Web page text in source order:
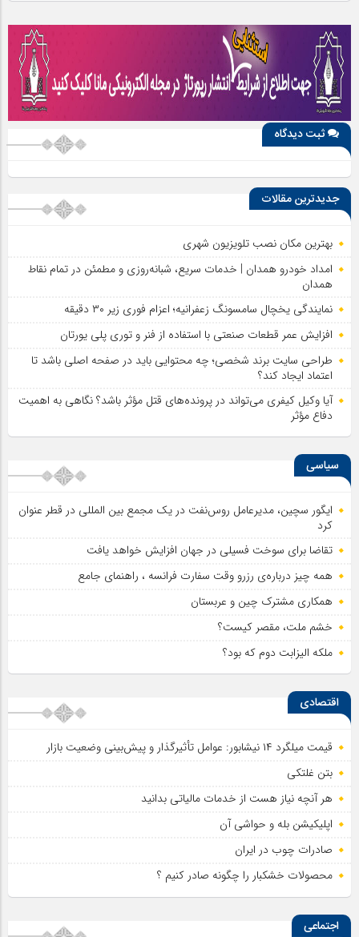
ثبت دیدگاه
جدیدترین مقالات
بهترین مکان نصب تلویزیون شهری
امداد خودرو همدان | خدمات سریع، شبانه‌روزی و مطمئن در تمام نقاط
همدان
نمایندگی یخچال سامسونگ زعفرانیه؛ اعزام فوری زیر ۳۰ دقیقه
افزایش عمر قطعات صنعتی با استفاده از فنر و توری پلی یورتان
طراحی سایت برند شخصی؛ چه محتوایی باید در صفحه اصلی باشد تا
اعتماد ایجاد کند؟
آیا وکیل کیفری می‌تواند در پرونده‌های قتل مؤثر باشد؟ نگاهی به اهمیت
دفاع مؤثر
سیاسی
ایگور سچین، مدیرعامل روس‌نفت در یک مجمع بین المللی در قطر عنوان
کرد
تقاضا برای سوخت فسیلی در جهان افزایش خواهد یافت
همه چیز درباره‌ی رزرو وقت سفارت فرانسه ، راهنمای جامع
همکاری مشترک چین و عربستان
خشم ملت، مقصر کیست؟
ملکه الیزابت دوم که بود؟
اقتصادی
قیمت میلگرد ۱۴ نیشابور: عوامل تأثیرگذار و پیش‌بینی وضعیت بازار
بتن غلتکی
هر آنچه نیاز هست از خدمات مالیاتی بدانید
اپلیکیشن بله و حواشی آن
صادرات چوب در ایران
محصولات خشکبار را چگونه صادر کنیم ؟
اجتماعی